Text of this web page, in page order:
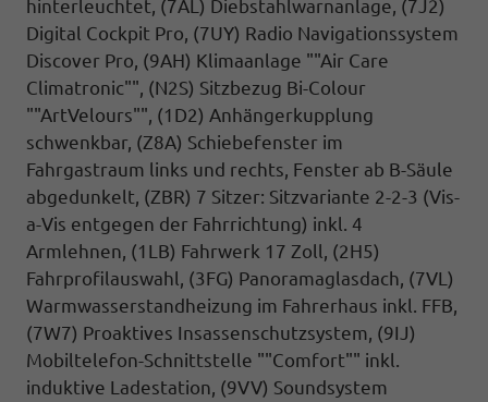
hinterleuchtet, (7AL) Diebstahlwarnanlage, (7J2)
Digital Cockpit Pro, (7UY) Radio Navigationssystem
Discover Pro, (9AH) Klimaanlage ""Air Care
Climatronic"", (N2S) Sitzbezug Bi-Colour
""ArtVelours"", (1D2) Anhängerkupplung
schwenkbar, (Z8A) Schiebefenster im
Fahrgastraum links und rechts, Fenster ab B-Säule
abgedunkelt, (ZBR) 7 Sitzer: Sitzvariante 2-2-3 (Vis-
a-Vis entgegen der Fahrrichtung) inkl. 4
Armlehnen, (1LB) Fahrwerk 17 Zoll, (2H5)
Fahrprofilauswahl, (3FG) Panoramaglasdach, (7VL)
Warmwasserstandheizung im Fahrerhaus inkl. FFB,
(7W7) Proaktives Insassenschutzsystem, (9IJ)
Mobiltelefon-Schnittstelle ""Comfort"" inkl.
induktive Ladestation, (9VV) Soundsystem